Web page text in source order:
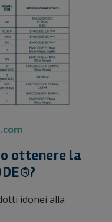
ottenere la
idonei alla